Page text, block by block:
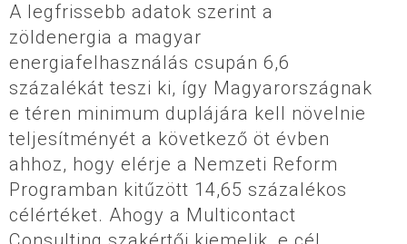
A legfrissebb adatok szerint a
zöldenergia a magyar
energiafelhasználás csupán 6,6
százalékát teszi ki, így Magyarországnak
e téren minimum duplájára kell növelnie
teljesítményét a következő öt évben
ahhoz, hogy elérje a Nemzeti Reform
Programban kitűzött 14,65 százalékos
célértéket. Ahogy a Multicontact